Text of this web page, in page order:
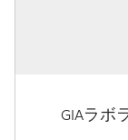
GIAラボ